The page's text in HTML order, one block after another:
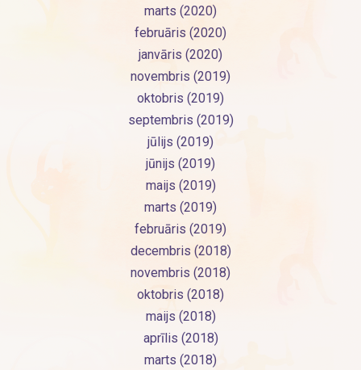
marts (2020)
februāris (2020)
janvāris (2020)
novembris (2019)
oktobris (2019)
septembris (2019)
jūlijs (2019)
jūnijs (2019)
maijs (2019)
marts (2019)
februāris (2019)
decembris (2018)
novembris (2018)
oktobris (2018)
maijs (2018)
aprīlis (2018)
marts (2018)